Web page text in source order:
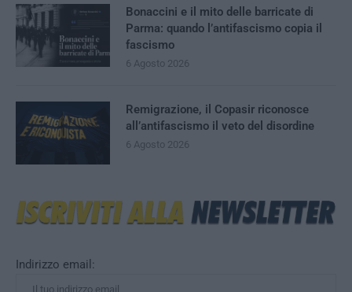
Indirizzo email:
Bonaccini e il mito delle barricate di
Parma: quando l’antifascismo copia il
fascismo
6 Agosto 2026
Remigrazione, il Copasir riconosce
all’antifascismo il veto del disordine
6 Agosto 2026